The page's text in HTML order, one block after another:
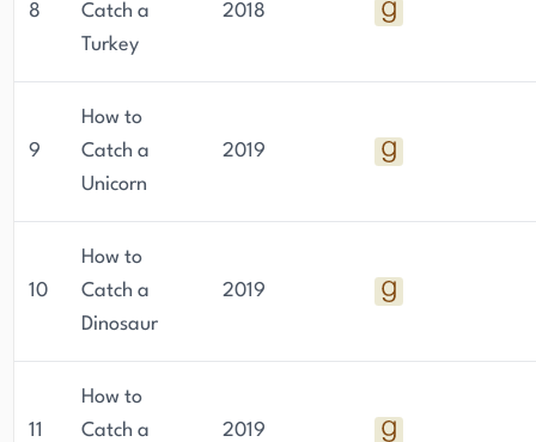
8
Catch a
Turkey
2018
9
How to
Catch a
Unicorn
2019
10
How to
Catch a
Dinosaur
2019
11
How to
Catch a
2019